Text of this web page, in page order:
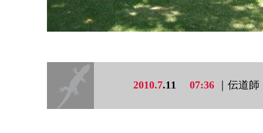
2010.7.11 07:36 ｜伝道師